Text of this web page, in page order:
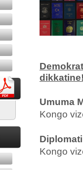
Umuma
Kongo
Kongo